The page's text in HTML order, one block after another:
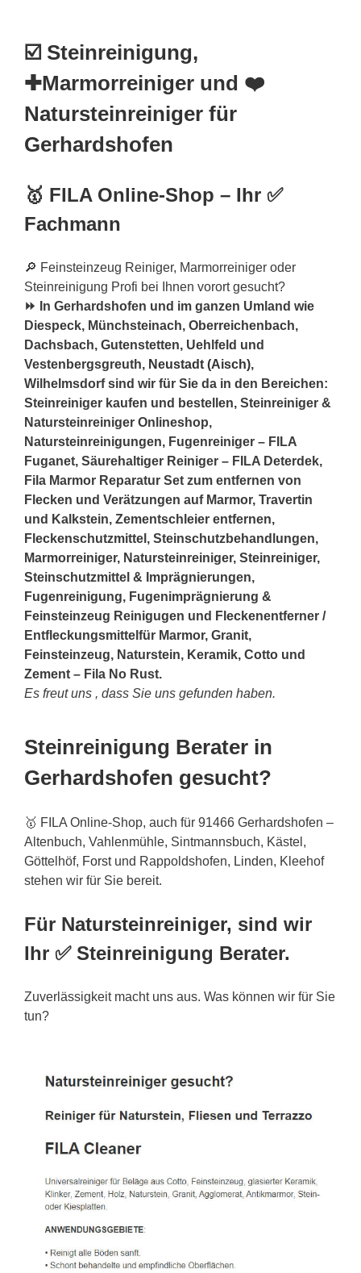
☑️ Steinreinigung,
✚Marmorreiniger und ❤️
Natursteinreiniger für
Gerhardshofen
🥇 FILA Online-Shop – Ihr ✅
Fachmann
🔎 Feinsteinzeug Reiniger, Marmorreiniger oder
Steinreinigung Profi bei Ihnen vorort gesucht?
⏩ In Gerhardshofen und im ganzen Umland wie
Diespeck, Münchsteinach, Oberreichenbach,
Dachsbach, Gutenstetten, Uehlfeld und
Vestenbergsgreuth, Neustadt (Aisch),
Wilhelmsdorf sind wir für Sie da in den Bereichen:
Steinreiniger kaufen und bestellen, Steinreiniger &
Natursteinreiniger Onlineshop,
Natursteinreinigungen, Fugenreiniger – FILA
Fuganet, Säurehaltiger Reiniger – FILA Deterdek,
Fila Marmor Reparatur Set zum entfernen von
Flecken und Verätzungen auf Marmor, Travertin
und Kalkstein, Zementschleier entfernen,
Fleckenschutzmittel, Steinschutzbehandlungen,
Marmorreiniger, Natursteinreiniger, Steinreiniger,
Steinschutzmittel & Imprägnierungen,
Fugenreinigung, Fugenimprägnierung &
Feinsteinzeug Reinigugen und Fleckenentferner /
Entfleckungsmittelfür Marmor, Granit,
Feinsteinzeug, Naturstein, Keramik, Cotto und
Zement – Fila No Rust.
Es freut uns , dass Sie uns gefunden haben.
Steinreinigung Berater in
Gerhardshofen gesucht?
🥇 FILA Online-Shop, auch für 91466 Gerhardshofen –
Altenbuch, Vahlenmühle, Sintmannsbuch, Kästel,
Göttelhöf, Forstund Rappoldshofen, Linden, Kleehof
stehen wir für Sie bereit.
Für Natursteinreiniger, sind wir
Ihr ✅ Steinreinigung Berater.
Zuverlässigkeit macht uns aus. Was können wir für Sie
tun?